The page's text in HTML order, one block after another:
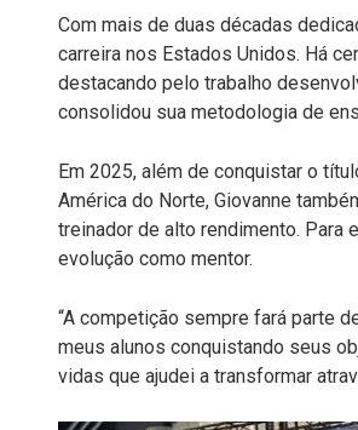
Com mais de duas décadas
carreira nos Estados Unidos. Há
destacando pelo trabalho
consolidou sua metodologia de
Em 2025, além de conquistar o
América do Norte, Giovanne
treinador de alto rendimento. Para
evolução como mentor.
“A competição sempre fará parte
meus alunos conquistando seus
vidas que ajudei a transformar